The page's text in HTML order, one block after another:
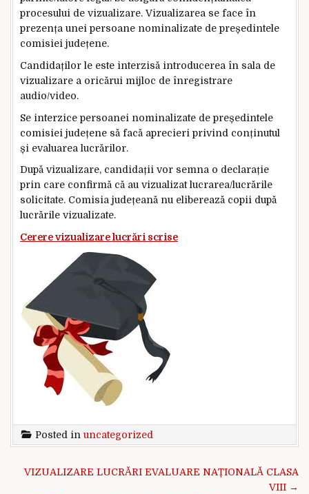
procesului de vizualizare. Vizualizarea se face în
prezența unei persoane nominalizate de președintele
comisiei județene.
Candidaților le este interzisă introducerea în sala de
vizualizare a oricărui mijloc de înregistrare
audio/video.
Se interzice persoanei nominalizate de președintele
comisiei județene să facă aprecieri privind conținutul
și evaluarea lucrărilor.
După vizualizare, candidații vor semna o declarație
prin care confirmă că au vizualizat lucrarea/lucrările
solicitate. Comisia județeană nu eliberează copii după
lucrările vizualizate.
Cerere vizualizare lucrări scrise
Posted in uncategorized
Navigare în articole
VIZUALIZARE LUCRĂRI EVALUARE NAȚIONALĂ CLASA
VIII →